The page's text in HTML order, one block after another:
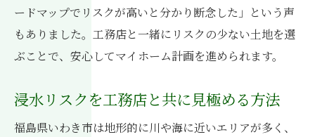
ードマップでリスクが高いと分かり断念した」という声
もありました。工務店と一緒にリスクの少ない土地を選
ぶことで、安心してマイホーム計画を進められます。
浸水リスクを工務店と共に見極める方法
福島県いわき市は地形的に川や海に近いエリアが多く、